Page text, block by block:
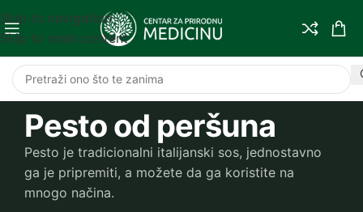
Skip to navigation
Skip to main content
Pesto od peršuna
Pesto je tradicionalni italijanski sos, jednostavno
ga je pripremiti, a možete da ga koristite na
mnogo načina.